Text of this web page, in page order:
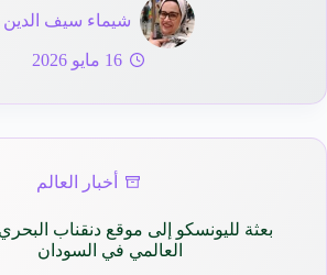
شيماء سيف الدين
16 مايو 2026
أخبار العالم
بعثة لليونسكو إلى موقع دنقناب
العالمي في السودان